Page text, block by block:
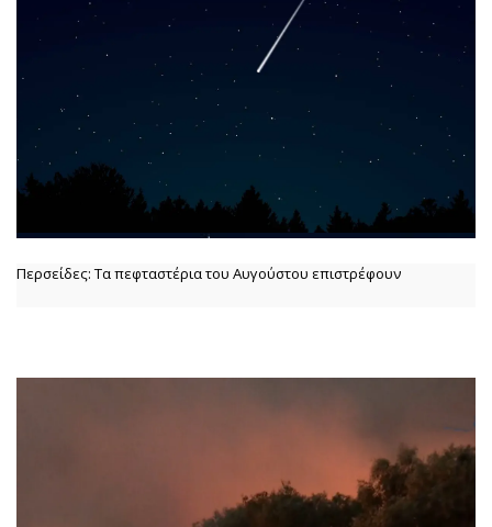
Περσείδες: Τα πεφταστέρια του Αυγούστου επιστρέφουν